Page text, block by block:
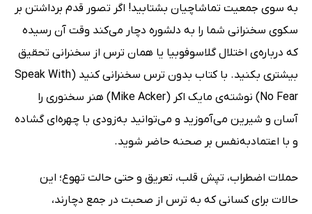
به سوی جمعیت تماشاچیان بشتابید! اگر تصور قدم برداشتن بر
سکوی سخنرانی شما را به دلشوره دچار می‌کند وقت آن رسیده
که درباره‌ی اختلال گلاسوفوبیا یا همان ترس از سخنرانی تحقیق
بیشتری بکنید. با کتاب بدون ترس سخنرانی کنید (Speak With
No Fear) نوشته‌ی مایک اکر (Mike Acker) هنر سخنوری را
آسان و شیرین می‌آموزید و می‌توانید به‌زودی با چهره‌ای گشاده
و با اعتمادبه‌نفس بر صحنه حاضر شوید.
حملات اضطراب، تپش قلب، تعریق و حتی حالت تهوع؛ این
حالات برای کسانی که به ترس از صحبت در جمع دچارند،